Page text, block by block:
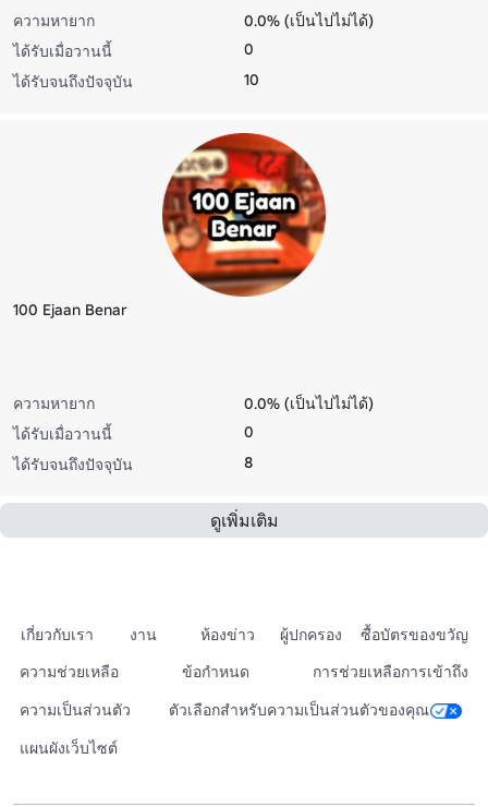
ความหายาก
0.0% (เป็นไปไม่ได้)
ได้รับเมื่อวานนี้
0
ได้รับจนถึงปัจจุบัน
10
100 Ejaan Benar
ความหายาก
0.0% (เป็นไปไม่ได้)
ได้รับเมื่อวานนี้
0
ได้รับจนถึงปัจจุบัน
8
ดูเพิ่มเติม
เกี่ยวกับเรา งาน ห้องข่าว ผู้ปกครอง
ซื้อบัตรของขวัญ
ความช่วยเหลือ
ข้อกำหนด
การช่วยเหลือการเข้าถึง
ความเป็นส่วนตัว
ตัวเลือกสำหรับความเป็นส่วนตัวของคุณ
แผนผังเว็บไซต์